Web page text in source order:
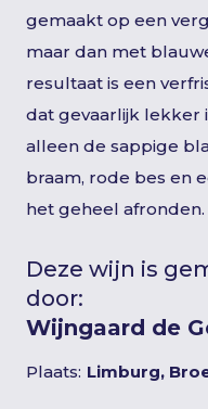
gemaakt op een
maar dan met
resultaat is een
dat gevaarlijk lekker
alleen de sappige
braam, rode bes en
het geheel afronden.
Deze wijn is
door:
Wijngaard de
Plaats: Limburg,